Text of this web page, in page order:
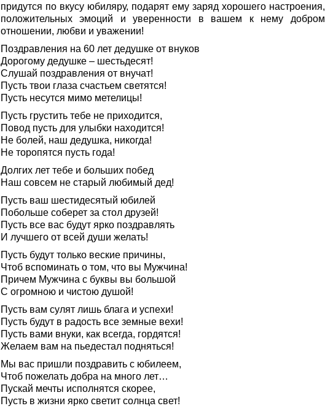
придутся по вкусу юбиляру, подарят ему заряд хорошего настроения,
положительных эмоций и уверенности в вашем к нему добром
отношении, любви и уважении!
Поздравления на 60 лет дедушке от внуков
Дорогому дедушке – шестьдесят!
Слушай поздравления от внучат!
Пусть твои глаза счастьем светятся!
Пусть несутся мимо метелицы!
Пусть грустить тебе не приходится,
Повод пусть для улыбки находится!
Не болей, наш дедушка, никогда!
Не торопятся пусть года!
Долгих лет тебе и больших побед
Наш совсем не старый любимый дед!
Пусть ваш шестидесятый юбилей
Побольше соберет за стол друзей!
Пусть все вас будут ярко поздравлять
И лучшего от всей души желать!
Пусть будут только веские причины,
Чтоб вспоминать о том, что вы Мужчина!
Причем Мужчина с буквы вы большой
С огромною и чистою душой!
Пусть вам сулят лишь блага и успехи!
Пусть будут в радость все земные вехи!
Пусть вами внуки, как всегда, гордятся!
Желаем вам на пьедестал подняться!
Мы вас пришли поздравить с юбилеем,
Чтоб пожелать добра на много лет…
Пускай мечты исполнятся скорее,
Пусть в жизни ярко светит солнца свет!